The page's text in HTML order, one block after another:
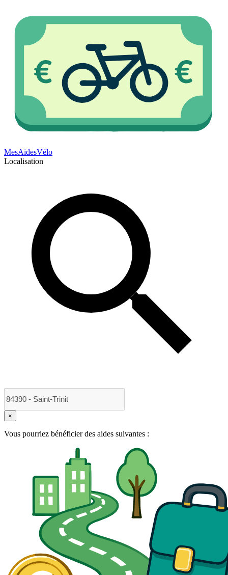
MesAidesVélo
Localisation
×
Vous pourriez bénéficier des aides suivantes :